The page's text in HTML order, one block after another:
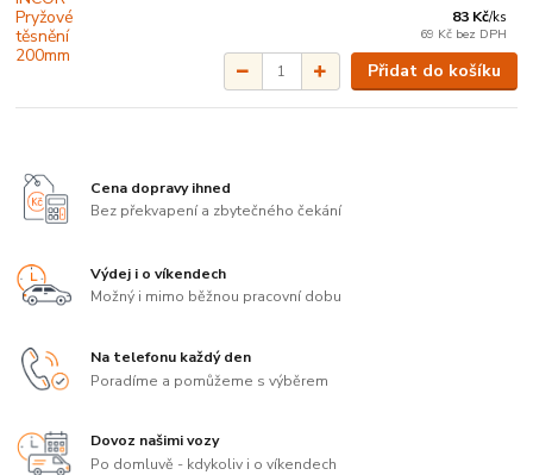
83 Kč/ks
69 Kč bez DPH
Přidat do košíku
Cena dopravy ihned
Bez překvapení a zbytečného čekání
Výdej i o víkendech
Možný i mimo běžnou pracovní dobu
Na telefonu každý den
Poradíme a pomůžeme s výběrem
Dovoz našimi vozy
Po domluvě - kdykoliv i o víkendech